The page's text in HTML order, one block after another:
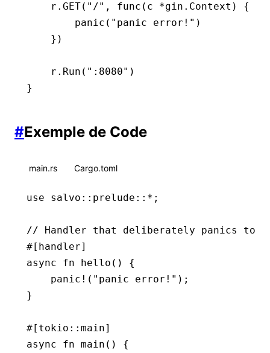
    r.
GET( "/" , func (c *gin . Context ) {
        panic
( "panic error!" )
    })
    r.
Run ( ":8080" )
}
#Exemple de Code
main.rs Cargo.toml
use salvo :: prelude ::* ;
// Handler that deliberately panics to
#[handler]
async fn hello () {
    panic!
( "panic error!" );
}
#[tokio :: main]
async fn main () {